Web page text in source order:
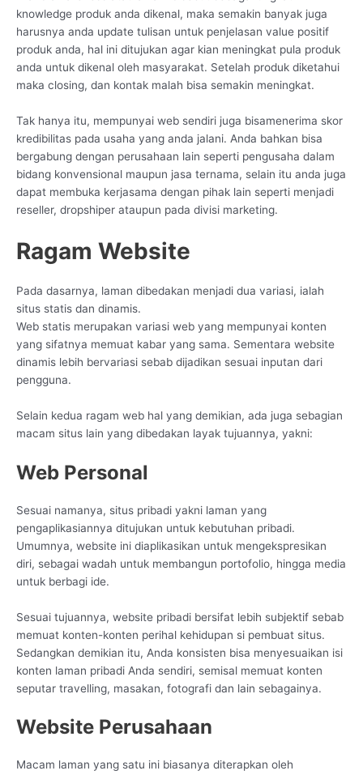
knowledge produk anda dikenal, maka semakin banyak juga
harusnya anda update tulisan untuk penjelasan value positif
produk anda, hal ini ditujukan agar kian meningkat pula produk
anda untuk dikenal oleh masyarakat. Setelah produk diketahui
maka closing, dan kontak malah bisa semakin meningkat.
Tak hanya itu, mempunyai web sendiri juga bisamenerima skor
kredibilitas pada usaha yang anda jalani. Anda bahkan bisa
bergabung dengan perusahaan lain seperti pengusaha dalam
bidang konvensional maupun jasa ternama, selain itu anda juga
dapat membuka kerjasama dengan pihak lain seperti menjadi
reseller, dropshiper ataupun pada divisi marketing.
Ragam Website
Pada dasarnya, laman dibedakan menjadi dua variasi, ialah
situs statis dan dinamis.
Web statis merupakan variasi web yang mempunyai konten
yang sifatnya memuat kabar yang sama. Sementara website
dinamis lebih bervariasi sebab dijadikan sesuai inputan dari
pengguna.
Selain kedua ragam web hal yang demikian, ada juga sebagian
macam situs lain yang dibedakan layak tujuannya, yakni:
Web Personal
Sesuai namanya, situs pribadi yakni laman yang
pengaplikasiannya ditujukan untuk kebutuhan pribadi.
Umumnya, website ini diaplikasikan untuk mengekspresikan
diri, sebagai wadah untuk membangun portofolio, hingga media
untuk berbagi ide.
Sesuai tujuannya, website pribadi bersifat lebih subjektif sebab
memuat konten-konten perihal kehidupan si pembuat situs.
Sedangkan demikian itu, Anda konsisten bisa menyesuaikan isi
konten laman pribadi Anda sendiri, semisal memuat konten
seputar travelling, masakan, fotografi dan lain sebagainya.
Website Perusahaan
Macam laman yang satu ini biasanya diterapkan oleh